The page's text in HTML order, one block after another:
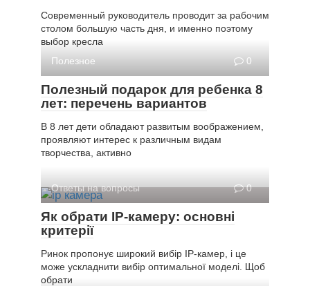
Современный руководитель проводит за рабочим
столом большую часть дня, и именно поэтому
выбор кресла
Полезное
0
Полезный подарок для ребенка 8
лет: перечень вариантов
В 8 лет дети обладают развитым воображением,
проявляют интерес к различным видам
творчества, активно
Ответы на вопросы 0
Як обрати IP-камеру: основні
критерії
Ринок пропонує широкий вибір IP-камер, і це
може ускладнити вибір оптимальної моделі. Щоб
обрати